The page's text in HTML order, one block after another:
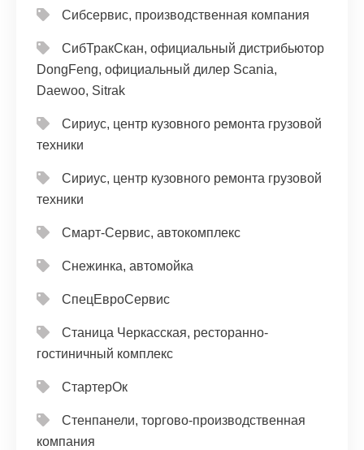
Сибсервис, производственная компания
СибТракСкан, официальный дистрибьютор
DongFeng, официальный дилер Scania,
Daewoo, Sitrak
Сириус, центр кузовного ремонта грузовой
техники
Сириус, центр кузовного ремонта грузовой
техники
Смарт-Сервис, автокомплекс
Снежинка, автомойка
СпецЕвроСервис
Станица Черкасская, ресторанно-
гостиничный комплекс
СтартерОк
Стенпанели, торгово-производственная
компания